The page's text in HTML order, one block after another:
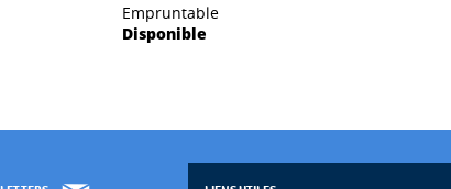
Empruntable
Disponible